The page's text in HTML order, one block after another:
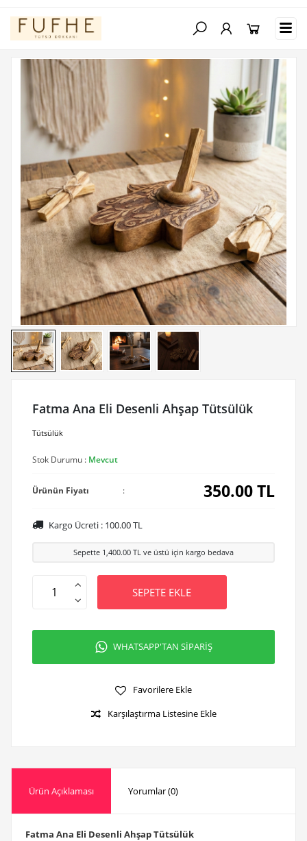
Fatma Ana Eli Desenli Ahşap Tütsülük
Tütsülük
Stok Durumu : Mevcut
Ürünün Fiyatı : 350.00TL
Kargo Ücreti : 100.00TL
Sepette 1,400.00 TL ve üstü için kargo bedava
SEPETE EKLE
WHATSAPP'TAN SİPARİŞ
Favorilere Ekle
Karşılaştırma Listesine Ekle
Ürün Açıklaması Yorumlar (0)
Fatma Ana Eli Desenli Ahşap Tütsülük